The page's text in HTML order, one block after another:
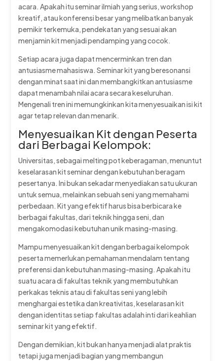
acara. Apakah itu seminar ilmiah yang serius, workshop
kreatif, atau konferensi besar yang melibatkan banyak
pemikir terkemuka, pendekatan yang sesuai akan
menjamin kit menjadi pendamping yang cocok.
Setiap acara juga dapat mencerminkan tren dan
antusiasme mahasiswa. Seminar kit yang beresonansi
dengan minat saat ini dan membangkitkan antusiasme
dapat menambah nilai acara secara keseluruhan.
Mengenali tren ini memungkinkan kita menyesuaikan isi kit
agar tetap relevan dan menarik.
Menyesuaikan Kit dengan Peserta
dari Berbagai Kelompok:
Universitas, sebagai melting pot keberagaman, menuntut
keselarasan kit seminar dengan kebutuhan beragam
pesertanya. Ini bukan sekadar menyediakan satu ukuran
untuk semua, melainkan sebuah seni yang memahami
perbedaan. Kit yang efektif harus bisa berbicara ke
berbagai fakultas, dari teknik hingga seni, dan
mengakomodasi kebutuhan unik masing-masing.
Mampu menyesuaikan kit dengan berbagai kelompok
peserta memerlukan pemahaman mendalam tentang
preferensi dan kebutuhan masing-masing. Apakah itu
suatu acara di fakultas teknik yang membutuhkan
perkakas teknis atau di fakultas seni yang lebih
menghargai estetika dan kreativitas, keselarasan kit
dengan identitas setiap fakultas adalah inti dari keahlian
seminar kit yang efektif.
Dengan demikian, kit bukan hanya menjadi alat praktis
tetapi juga menjadi bagian yang membangun